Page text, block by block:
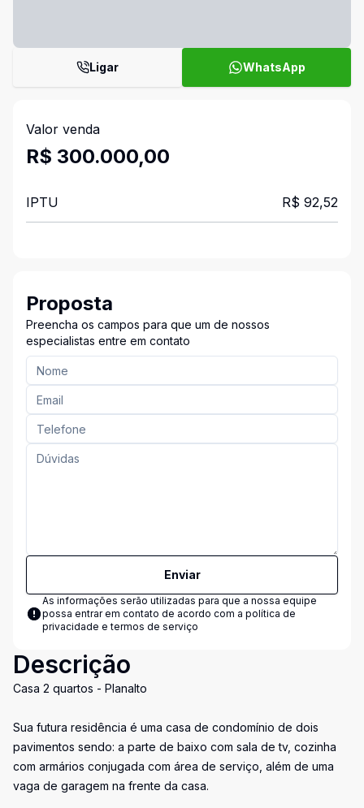
Ligar WhatsApp
Valor venda
R$ 300.000,00
IPTU R$ 92,52
Proposta
Preencha os campos para que um de nossos
especialistas entre em contato
Enviar
As informações serão utilizadas para que a nossa equipe
possa entrar em contato de acordo com a política de
privacidade e termos de serviço
Descrição
Casa 2 quartos - Planalto
Sua futura residência é uma casa de condomínio de dois
pavimentos sendo: a parte de baixo com sala de tv, cozinha
com armários conjugada com área de serviço, além de uma
vaga de garagem na frente da casa.